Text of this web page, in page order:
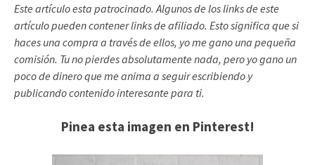
Este artículo esta patrocinado. Algunos de los links de este
artículo pueden contener links de afiliado. Esto significa que si
haces una compra a través de ellos, yo me gano una pequeña
comisión. Tu no pierdes absolutamente nada, pero yo gano un
poco de dinero que me anima a seguir escribiendo y
publicando contenido interesante para ti.
Pinea esta imagen en Pinterest!